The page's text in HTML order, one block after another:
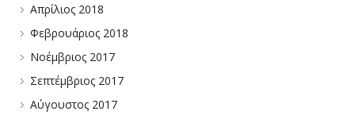
Απρίλιος 2018
Φεβρουάριος 2018
Νοέμβριος 2017
Σεπτέμβριος 2017
Αύγουστος 2017